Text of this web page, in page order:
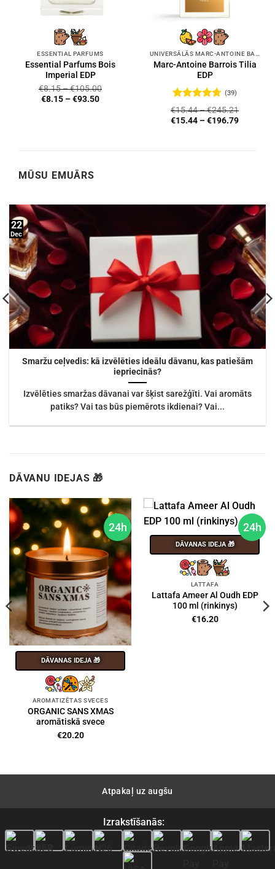
ESSENTIAL PARFUMS
Essential Parfums Bois
Imperial EDP
€8.15–€105.00
€8.15 –€93.50
UNIVERSĀLĀS MARC-ANTOINE BARROIS SMARŽAS
Marc-Antoine Barrois Tilia
EDP
Novērtēts
ar4.72
no
5
(39)
€15.44–€245.21
€15.44 –€196.79
MŪSU EMUĀRS
Smaržu ceļvedis: kā izvēlēties ideālu dāvanu, kas patiešām
iepriecinās?
Izvēlēties smaržas dāvanai var šķist sarežģīti. Vai aromāts
patiks? Vai tas būs piemērots ikdienai? Vai...
22
Dec
DĀVANU IDEJAS 🎁
24h
DĀVANAS IDEJA 🎁
AROMATIZĒTAS SVECES
ORGANIC SANS XMAS
aromātiskā svece
€20.20
24h
DĀVANAS IDEJA 🎁
LATTAFA
Lattafa Ameer Al Oudh EDP
100 ml (rinkinys)
€16.20
Atpakaļ uz augšu
Izrakstīšanās: